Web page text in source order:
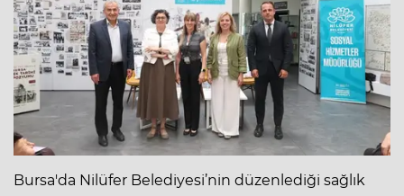
Bursa'da Nilüfer Belediyesi’nin düzenlediği sağlık